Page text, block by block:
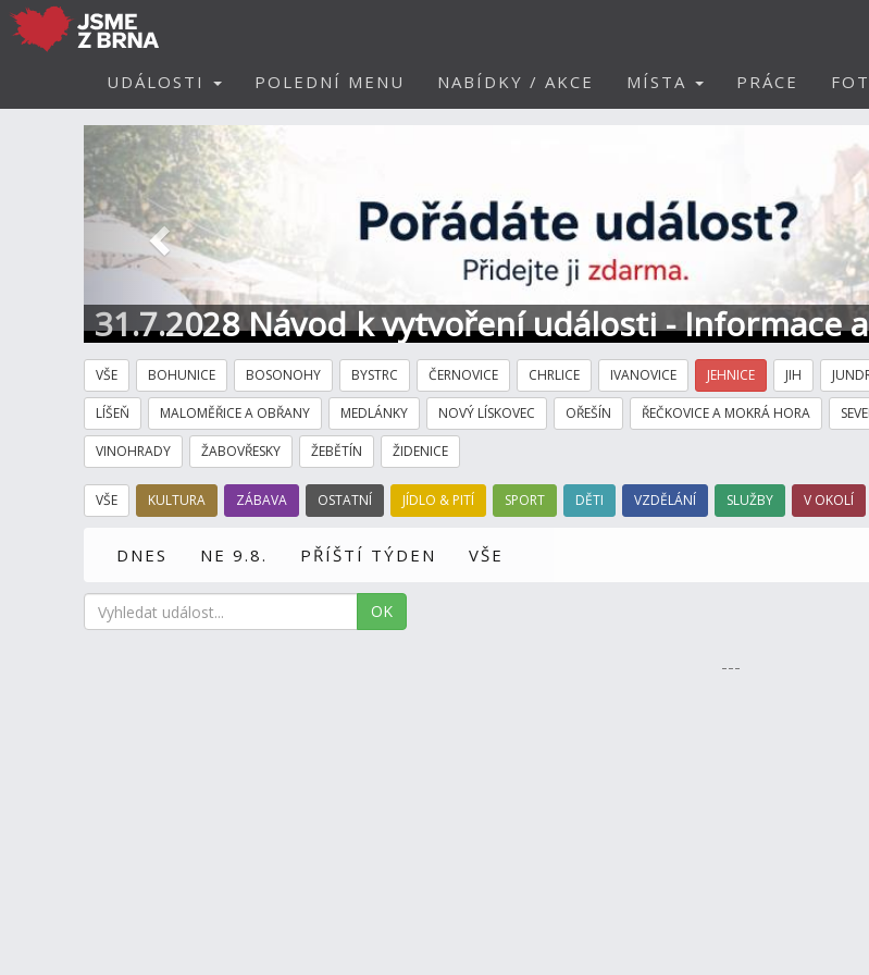
UDÁLOSTI POLEDNÍ MENU NABÍDKY / AKCE MÍSTA PRÁCE
31.7.2028 Návod k vytvoření události - Informace
Předchozí
VŠE BOHUNICE BOSONOHY BYSTRC ČERNOVICE CHRLICE IVANOVICE JEHNICE JIH
LÍŠEŇ MALOMĚŘICE A OBŘANY MEDLÁNKY NOVÝ LÍSKOVEC OŘEŠÍN ŘEČKOVICE A MOKRÁ HORA
VINOHRADY ŽABOVŘESKY ŽEBĚTÍN ŽIDENICE
VŠE KULTURA ZÁBAVA OSTATNÍ JÍDLO & PITÍ SPORT DĚTI VZDĚLÁNÍ SLUŽBY V OKOLÍ
DNES NE 9.8. PŘÍŠTÍ TÝDEN VŠE
OK
---